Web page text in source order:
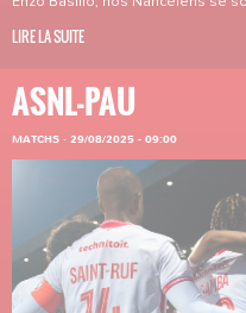
LIRE LA SUITE
ASNL-PAU
MATCHS · 29/08/2025 - 09:00